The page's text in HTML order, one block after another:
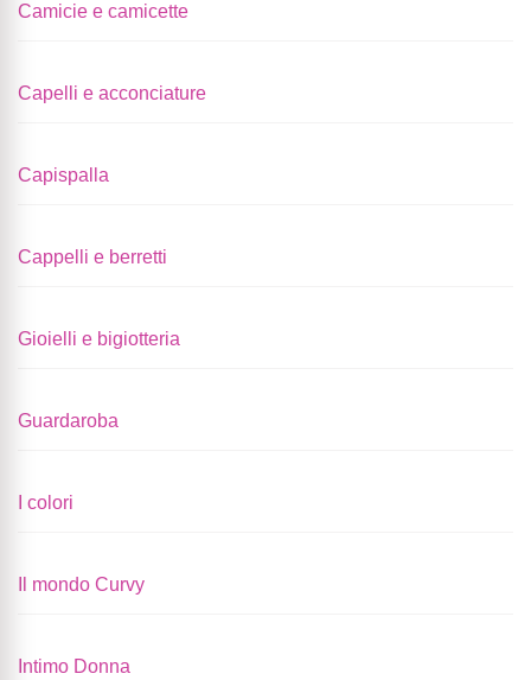
Camicie e camicette
Capelli e acconciature
Capispalla
Cappelli e berretti
Gioielli e bigiotteria
Guardaroba
I colori
Il mondo Curvy
Intimo Donna